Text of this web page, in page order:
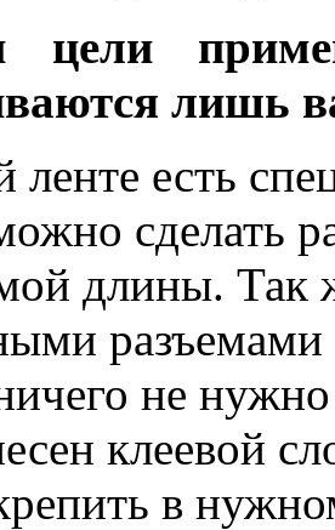
лишь
есть
сделать
длины. Так
не
клеевой
в